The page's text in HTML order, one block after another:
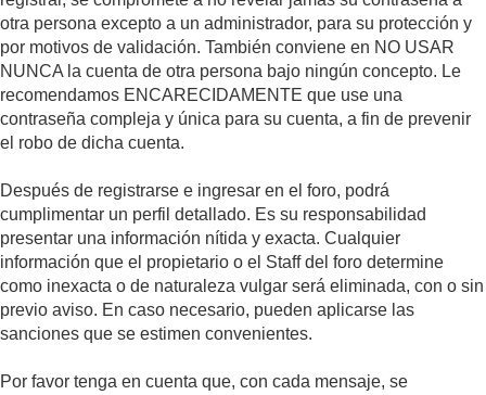
otra persona excepto a un administrador, para su protección y
por motivos de validación. También conviene en NO USAR
NUNCA la cuenta de otra persona bajo ningún concepto. Le
recomendamos ENCARECIDAMENTE que use una
contraseña compleja y única para su cuenta, a fin de prevenir
el robo de dicha cuenta.
Después de registrarse e ingresar en el foro, podrá
cumplimentar un perfil detallado. Es su responsabilidad
presentar una información nítida y exacta. Cualquier
información que el propietario o el Staff del foro determine
como inexacta o de naturaleza vulgar será eliminada, con o sin
previo aviso. En caso necesario, pueden aplicarse las
sanciones que se estimen convenientes.
Por favor tenga en cuenta que, con cada mensaje, se